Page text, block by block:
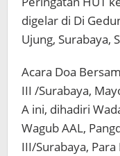
digelar di Di
Ujung, Surabaya,
Acara Doa
III /Surabaya,
A ini, dihadiri
Wagub AAL,
III/Surabaya, Para